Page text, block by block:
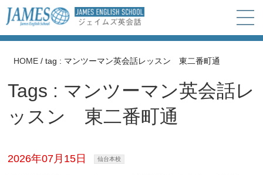
HOME /tag : マンツーマン英会話レッスン 東二番町通
Tags : マンツーマン英会話レ
ッスン 東二番町通
2026年07月15日 仙台本校